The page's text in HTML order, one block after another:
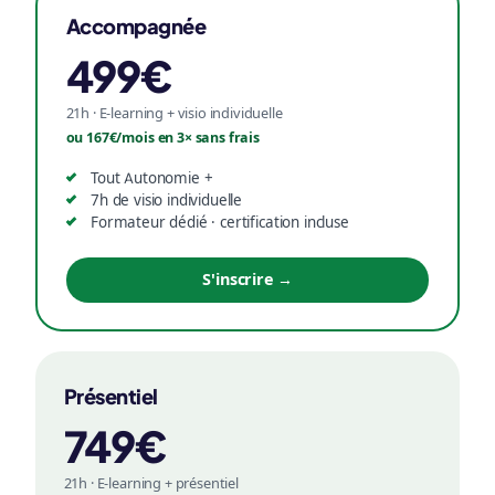
Accompagnée
499€
21h · E-learning + visio individuelle
ou 167€/mois en 3× sans frais
Tout Autonomie +
7h de visio individuelle
Formateur dédié · certification incluse
S'inscrire →
Présentiel
749€
21h · E-learning + présentiel